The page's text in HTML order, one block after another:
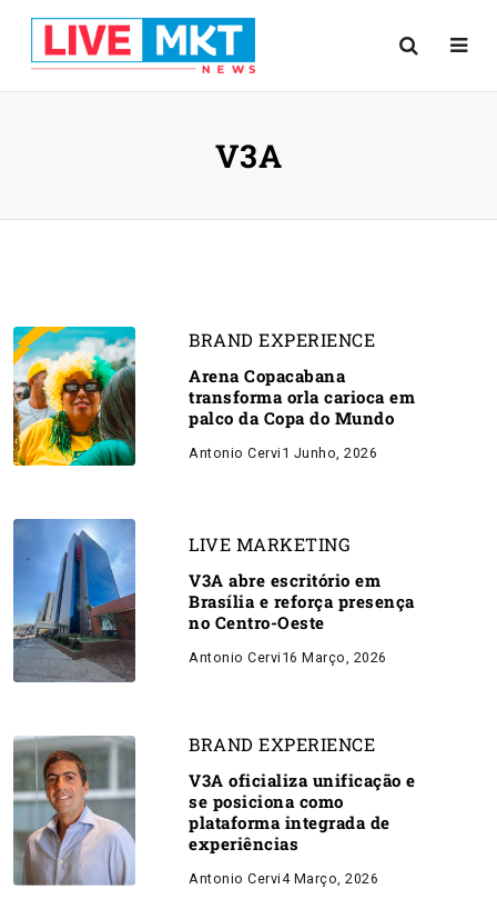
V3A
BRAND EXPERIENCE
Arena Copacabana
transforma orla carioca em
palco da Copa do Mundo
Antonio Cervi 1 Junho, 2026
LIVE MARKETING
V3A abre escritório em
Brasília e reforça presença
no Centro-Oeste
Antonio Cervi 16 Março, 2026
BRAND EXPERIENCE
V3A oficializa unificação e
se posiciona como
plataforma integrada de
experiências
Antonio Cervi4 Março, 2026